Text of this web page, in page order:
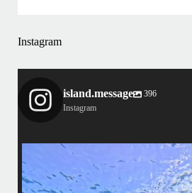
Instagram
island.message
396
Instagram
island.message
渋谷さん(船長)20年来のリ
そのお仲間の皆様とケラマへ行